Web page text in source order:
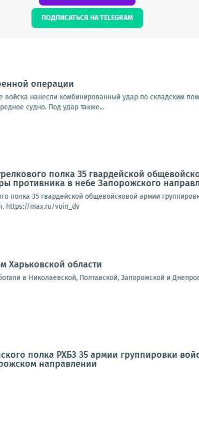
ПОДПИСАТЬСЯ НА TELEGRAM
операции
войска нанесли комбинированный удар по складским
судно. Под удар также...
полка 35 гвардейской
противника в небе Запорожского
полка 35 гвардейской общевойсковой армии
https://max.ru/voin_dv
Харьковской области
в Николаевской, Полтавской, Запорожской и
полка РХБЗ 35 армии группировки
направлении